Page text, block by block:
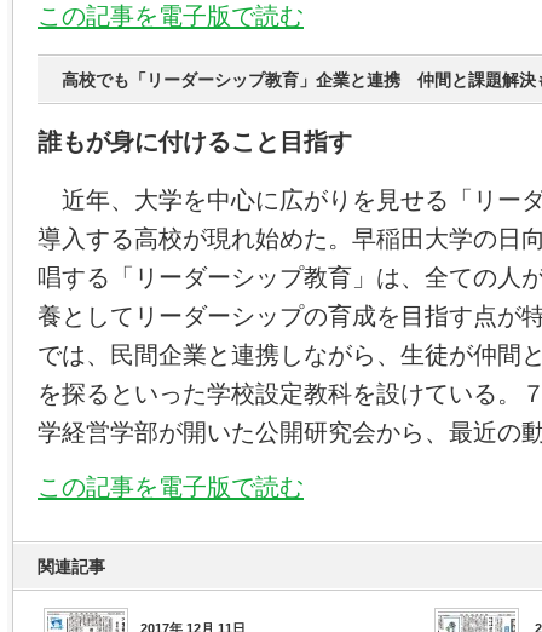
この記事を電子版で読む
高校でも「リーダーシップ教育」企業と連携 仲間と課題解決
誰もが身に付けること目指す
近年、大学を中心に広がりを見せる「リー
導入する高校が現れ始めた。早稲田大学の日
唱する「リーダーシップ教育」は、全ての人
養としてリーダーシップの育成を目指す点が
では、民間企業と連携しながら、生徒が仲間
を探るといった学校設定教科を設けている。
学経営学部が開いた公開研究会から、最近の
この記事を電子版で読む
関連記事
2017年 12月 11日